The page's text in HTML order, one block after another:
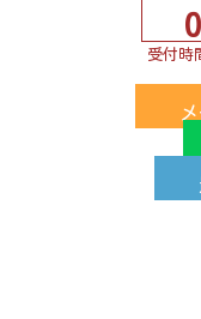
受付時